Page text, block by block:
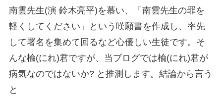
南雲先生(演 鈴木亮平)を慕い、「南雲先生の罪を
軽くしてください」という嘆願書を作成し、率先
して署名を集めて回るなど心優しい生徒です。そ
んな楡(にれ)君ですが、当ブログでは楡(にれ)君が
病気なのではないか? と推測します。結論から言う
と